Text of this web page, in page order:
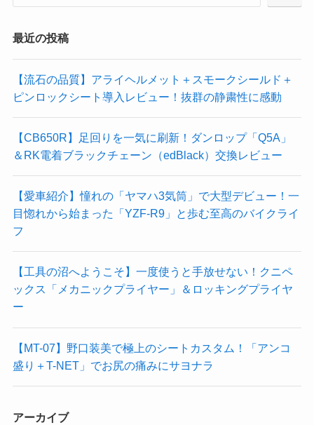
最近の投稿
【流石の品質】アライヘルメット＋スモークシールド＋
ピンロックシート導入レビュー！抜群の静粛性に感動
【CB650R】足回りを一気に刷新！ダンロップ「Q5A」
＆RK電着ブラックチェーン（edBlack）交換レビュー
【愛車紹介】憧れの「ヤマハ3気筒」で大型デビュー！一
目惚れから始まった「YZF-R9」と歩む至高のバイクライ
フ
【工具の沼へようこそ】一度使うと手放せない！クニペ
ックス「メカニックプライヤー」＆ロッキングプライヤ
ー
【MT-07】野口装美で極上のシートカスタム！「アンコ
盛り＋T-NET」でお尻の痛みにサヨナラ
アーカイブ